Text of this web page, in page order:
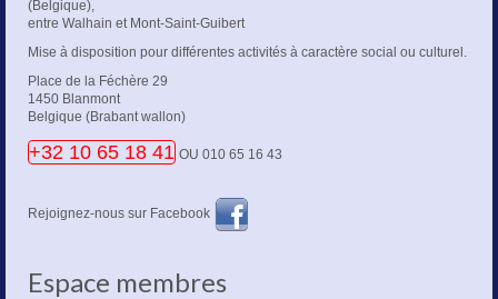
(Belgique),
entre Walhain et Mont-Saint-Guibert
Mise à disposition pour différentes activités à caractère social ou culturel.
Place de la Féchère 29
1450 Blanmont
Belgique (Brabant wallon)
+32 10 65 18 41 OU 010 65 16 43
Rejoignez-nous sur Facebook
Espace membres